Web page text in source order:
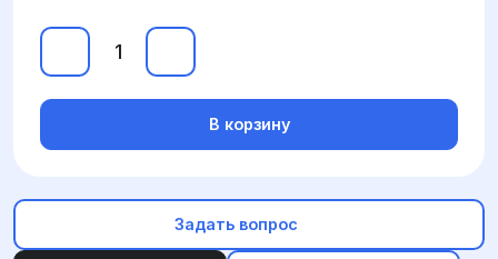
В корзину
Задать вопрос